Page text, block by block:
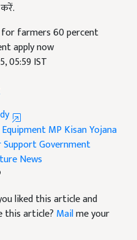
for farmers 60 percent
apply now
05:59 IST
MP Kisan Yojana
SupportGovernment
News
liked this article and
this article? Mailme your